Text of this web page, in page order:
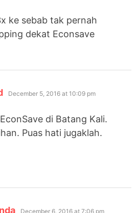
ke sebab tak pernah
dekat Econsave
says:
December 5, 2016 at 10:09 pm
di Batang Kali.
Puas hati jugaklah.
says:
December 6, 2016 at 7:06 pm